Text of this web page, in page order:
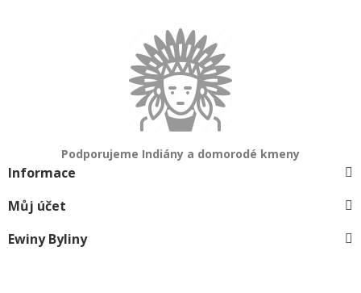
Podporujeme Indiány a domorodé kmeny
Informace
Můj účet
Ewiny Byliny